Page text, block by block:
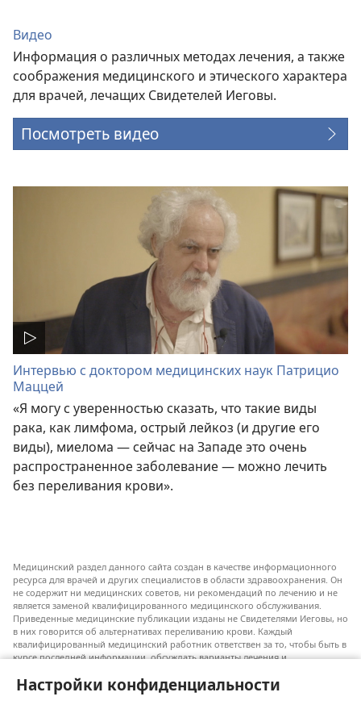
Настройки конфиденциальности
Видео
Информация о различных методах лечения, а также
соображения медицинского и этического характера
для врачей, лечащих Свидетелей Иеговы.
Посмотреть видео
Интервью с доктором медицинских наук Патрицио
Маццей
«Я могу с уверенностью сказать, что такие виды
рака, как лимфома, острый лейкоз (и другие его
виды), миелома — сейчас на Западе это очень
распространенное заболевание — можно лечить
без переливания крови».
Медицинский раздел данного сайта создан в качестве информационного
ресурса для врачей и других специалистов в области здравоохранения. Он
не содержит ни медицинских советов, ни рекомендаций по лечению и не
является заменой квалифицированного медицинского обслуживания.
Приведенные медицинские публикации изданы не Свидетелями Иеговы, но
в них говорится об альтернативах переливанию крови. Каждый
квалифицированный медицинский работник ответствен за то, чтобы быть в
курсе последней информации, обсуждать варианты лечения и
с их состоянием, желаниями, ценностями и религиозными взглядами.
Не все перечисленные методы лечения подходят для каждого пациента.